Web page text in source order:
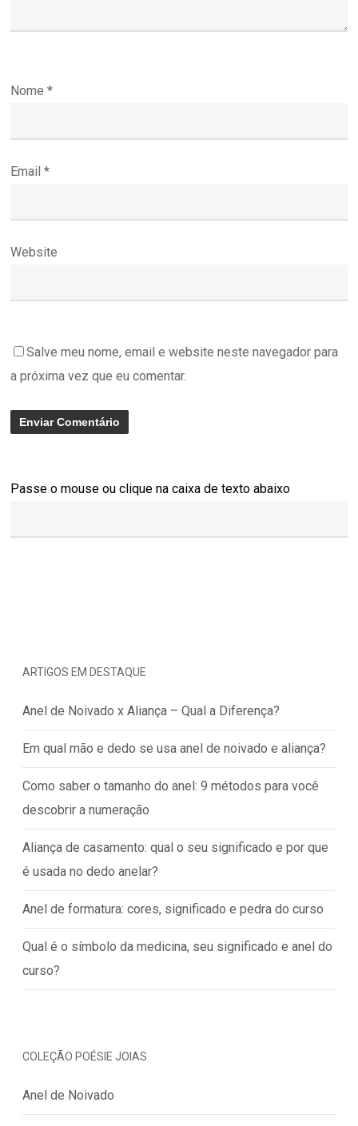
Nome*
Email*
Website
Salve meu nome, email e website neste navegador para
a próxima vez que eu comentar.
Passe o mouse ou clique na caixa de texto abaixo
ARTIGOS EM DESTAQUE
Anel de Noivado x Aliança – Qual a Diferença?
Em qual mão e dedo se usa anel de noivado e aliança?
Como saber o tamanho do anel: 9 métodos para você
descobrir a numeração
Aliança de casamento: qual o seu significado e por que
é usada no dedo anelar?
Anel de formatura: cores, significado e pedra do curso
Qual é o símbolo da medicina, seu significado e anel do
curso?
COLEÇÃO POÉSIE JOIAS
Anel de Noivado